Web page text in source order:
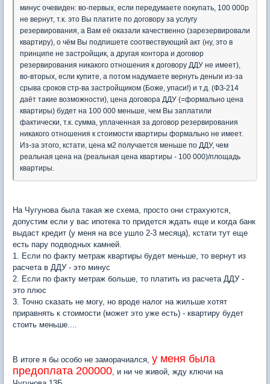
минус очевиден: во-первых, если передумаете покупать, 100 000р
не вернут, т.к. это Вы платите по договору за услугу
резервирования, а Вам её оказали качественно (зарезервировали
квартиру), о чём Вы подпишете соотвествующий акт (ну, это в
принципе не застройщик, а другая контора и договор
резервирования никакого отношения к договору ДДУ не имеет),
во-вторых, если купите, а потом надумаете вернуть деньги из-за
срыва сроков стр-ва застройщиком (Боже, упаси!) и т.д. (ФЗ-214
даёт такие возможности), цена договора ДДУ (=формально цена
квартиры) будет на 100 000 меньше, чем Вы заплатили
фактически, т.к. сумма, уплаченная за договор резервирования
никакого отношения к стоимости квартиры формально не имеет.
Из-за этого, кстати, цена м2 получается меньше по ДДУ, чем
реальная цена на (реальная цена квартиры - 100 000)/площадь
квартиры.
На Чугунова была такая же схема, просто они страхуются,
допустим если у вас ипотека то придется ждать еще и когда банк
выдаст кредит (у меня на все ушло 2-3 месяца), кстати тут еще
есть пару подводных камней.
1. Если по факту метраж квартиры будет меньше, то вернут из
расчета в ДДУ - это минус
2. Если по факту метраж больше, то платить из расчета ДДУ -
это плюс
3. Точно сказать не могу, но вроде налог на жильше хотят
приравнять к стоимости (может это уже есть) - квартиру будет
стоить меньше....
В итоге я бы особо не заморачиался, у меня была
предоплата 200000 , и ни че живой, жду ключи на